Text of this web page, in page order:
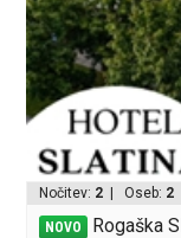
Nočitev: 2 | Oseb: 2
NOVO Rogaška